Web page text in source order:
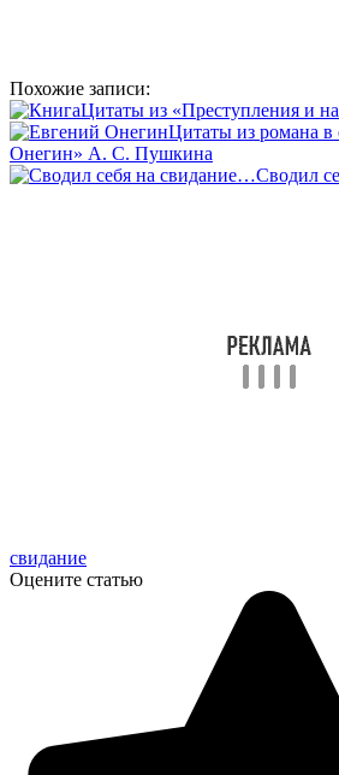
Похожие записи:
Цитаты из «Преступления и
Цитаты из романа в
Онегин» А. С. Пушкина
Сводил
свидание
Оцените статью